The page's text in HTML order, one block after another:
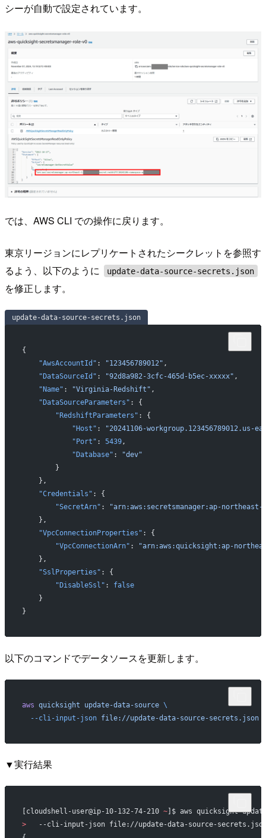
シーが自動で設定されています。
では、AWS CLI での操作に戻ります。
東京リージョンにレプリケートされたシークレットを参照す
るよう、以下のように
update-data-source-secrets.json
を修正します。
update-data-source-secrets.json
{
    "AwsAccountId"
: "123456789012" ,
    "DataSourceId"
: "92d8a982-3cfc-465d-b5ec-xxxxx" ,
    "Name"
: "Virginia-Redshift" ,
    "DataSourceParameters"
: {
        "RedshiftParameters"
: {
            "Host"
:
"20241106-
            "Port"
: 5439,
            "Database"
:
"dev"
        }
    },
    "Credentials"
: {
        "SecretArn"
:
"arn:aws:secretsmanager:ap-northeast-
    },
    "VpcConnectionProperties"
: {
        "VpcConnectionArn"
:
"arn:aws:quicksight:ap-
    },
    "SslProperties"
: {
        "DisableSsl"
: false
    }
}
以下のコマンドでデータソースを更新します。
aws quicksight update-data-source \
  --cli-input-json
file://update-data-source-secrets.json
▼実行結果
[cloudshell-user@ip-10-132-74-210 ~]$ aws quicksight
>
--cli-input-json file://update-data-source-